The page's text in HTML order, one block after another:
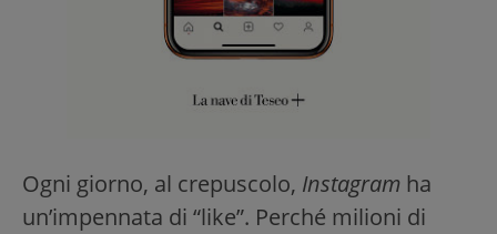
Ogni giorno, al crepuscolo, Instagram ha
un’impennata di “like”. Perché milioni di